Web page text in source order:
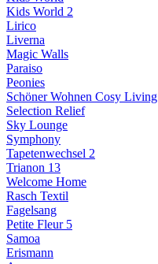
Kids World 2
Lirico
Liverna
Magic Walls
Paraiso
Peonies
Schöner Wohnen Cosy Living
Selection Relief
Sky Lounge
Symphony
Tapetenwechsel 2
Trianon 13
Welcome Home
Rasch Textil
Fagelsang
Petite Fleur 5
Samoa
Erismann